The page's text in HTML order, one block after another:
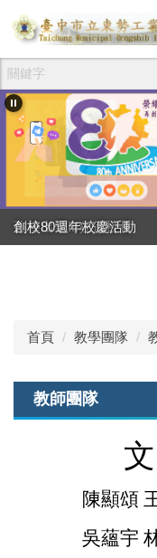
跳
到
要
內
容
區
創校80週年校慶活動
強棒出擊!!!狂賀校長
首頁 教學團隊
教師團隊
陳顯頌
吳蘊宇